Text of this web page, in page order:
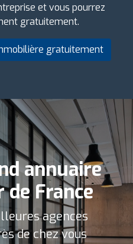
et vous pourrez
gratuitement.
gratuitement
annuaire
France
agences
de chez vous